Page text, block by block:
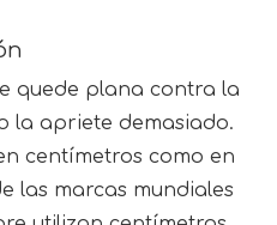
quede plana contra la
la apriete demasiado.
centímetros como en
las marcas mundiales